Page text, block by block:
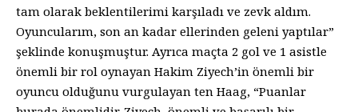
tam olarak beklentilerimi karşıladı ve zevk aldım.
Oyuncularım, son an kadar ellerinden geleni yaptılar”
şeklinde konuşmuştur. Ayrıca maçta 2 gol ve 1 asistle
önemli bir rol oynayan Hakim Ziyech’in önemli bir
oyuncu olduğunu vurgulayan ten Haag, “Puanlar